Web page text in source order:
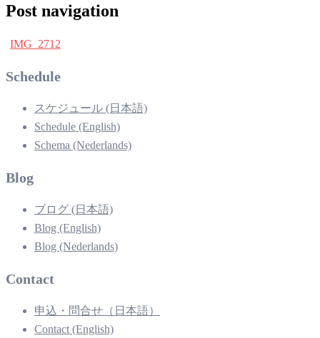
Post navigation
IMG_2712
Schedule
スケジュール (日本語)
Schedule (English)
Schema (Nederlands)
Blog
ブログ (日本語)
Blog (English)
Blog (Nederlands)
Contact
申込・問合せ（日本語）
Contact (English)